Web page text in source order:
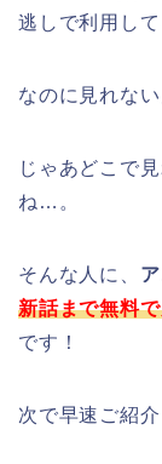
逃しで利用し
なのに見れな
じゃあどこで
ね…。
そんな人に、
新話まで無料
です！
次で早速ご紹